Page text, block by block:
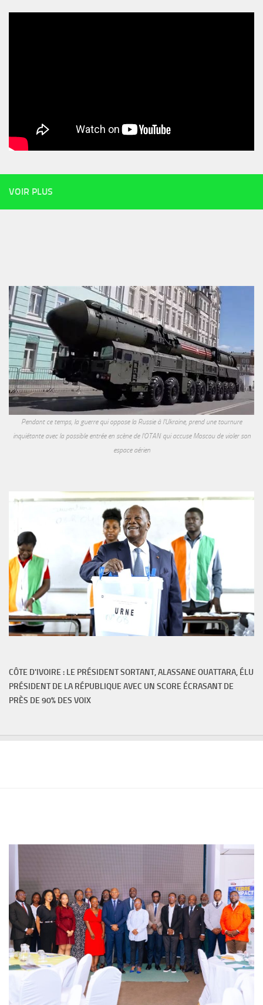
VOIR PLUS
Pendant ce temps, la guerre qui oppose la Russie à l'Ukraine, prend une tournure
inquiétante avec la possible entrée en scène de l'OTAN qui accuse Moscou de violer son
espace aérien
CÔTE D'IVOIRE : LE PRÉSIDENT SORTANT, ALASSANE OUATTARA, ÉLU
PRÉSIDENT DE LA RÉPUBLIQUE AVEC UN SCORE ÉCRASANT DE
PRÈS DE 90% DES VOIX